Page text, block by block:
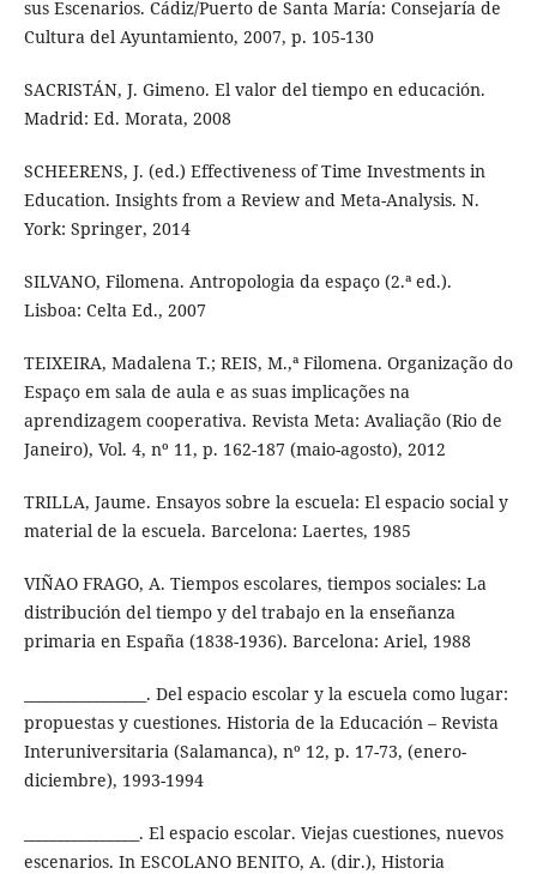
sus Escenarios. Cádiz/Puerto de Santa María: Consejaría de
Cultura del Ayuntamiento, 2007, p. 105-130
SACRISTÁN, J. Gimeno. El valor del tiempo en educación.
Madrid: Ed. Morata, 2008
SCHEERENS, J. (ed.) Effectiveness of Time Investments in
Education. Insights from a Review and Meta-Analysis. N.
York: Springer, 2014
SILVANO, Filomena. Antropologia da espaço (2.ª ed.).
Lisboa: Celta Ed., 2007
TEIXEIRA, Madalena T.; REIS, M.,ª Filomena. Organização do
Espaço em sala de aula e as suas implicações na
aprendizagem cooperativa. Revista Meta: Avaliação (Rio de
Janeiro), Vol. 4, nº 11, p. 162-187 (maio-agosto), 2012
TRILLA, Jaume. Ensayos sobre la escuela: El espacio social y
material de la escuela. Barcelona: Laertes, 1985
VIÑAO FRAGO, A. Tiempos escolares, tiempos sociales: La
distribución del tiempo y del trabajo en la enseñanza
primaria en España (1838-1936). Barcelona: Ariel, 1988
_________________. Del espacio escolar y la escuela como lugar:
propuestas y cuestiones. Historia de la Educación – Revista
Interuniversitaria (Salamanca), nº 12, p. 17-73, (enero-
diciembre), 1993-1994
________________. El espacio escolar. Viejas cuestiones, nuevos
escenarios. In ESCOLANO BENITO, A. (dir.), Historia